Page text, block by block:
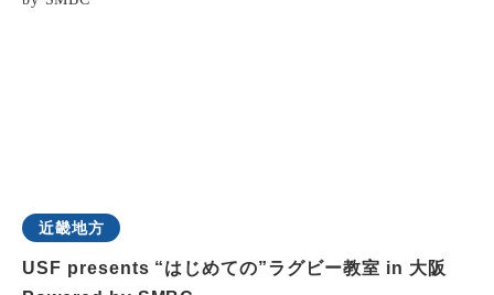
近畿地方
USF presents “はじめての”ラグビー教室 in 大阪